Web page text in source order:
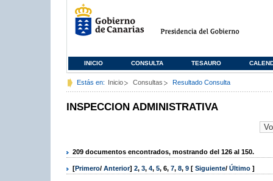
INICIO CONSULTA TESAURO
Estás en: Inicio Consultas Resultado Consulta
INSPECCION ADMINISTRATIVA
209 documentos encontrados, mostrando del 126 al 150.
[Primero/ Anterior] 2, 3, 4, 5, 6, 7, 8, 9 [ Siguiente/ Último ]